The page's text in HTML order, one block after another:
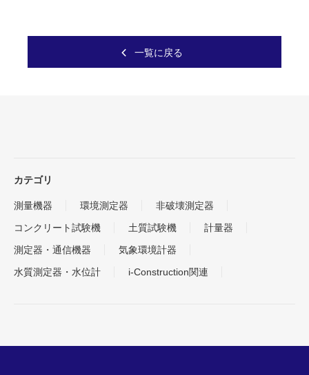
一覧に戻る
カテゴリ
測量機器 環境測定器
非破壊測定器
コンクリート試験機
土質試験機
計量器
測定器・通信機器
気象環境計器
水質測定器・水位計
i-Construction関連